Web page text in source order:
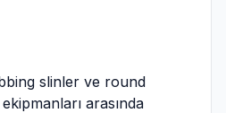
slinler ve round
arasında